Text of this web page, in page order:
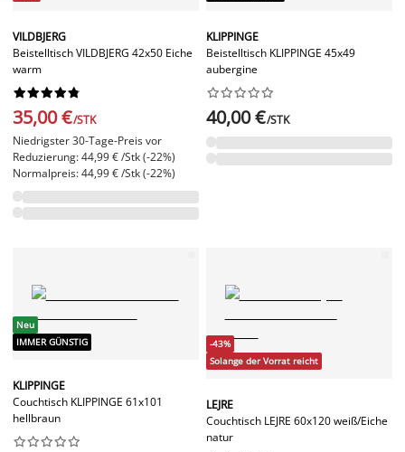
VILDBJERG
Beistelltisch VILDBJERG 42x50 Eiche
warm






35,00 €/STK
Niedrigster 30-Tage-Preis vor
Reduzierung: 44,99 € /Stk (-22%)
Normalpreis: 44,99 € /Stk (-22%)
KLIPPINGE
Beistelltisch KLIPPINGE 45x49
aubergine






40,00 €/STK
Neu
IMMER GÜNSTIG
KLIPPINGE
Couchtisch KLIPPINGE 61x101
hellbraun






-43%
Solange der Vorrat reicht
LEJRE
Couchtisch LEJRE 60x120 weiß/Eiche
natur